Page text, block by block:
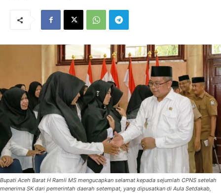
Bupati Aceh Barat H Ramli MS mengucapkan selamat kepada sejumlah CPNS setelah
menerima SK dari pemerintah daerah setempat, yang dipusatkan di Aula Setdakab,